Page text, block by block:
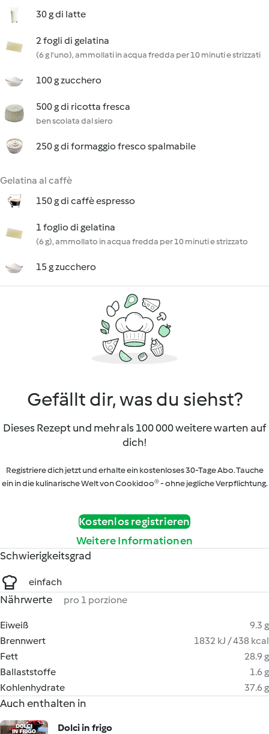
30 g di latte
2 fogli di gelatina
(6 g l'uno), ammollati in acqua fredda per 10 minuti e strizzati
100 g zucchero
500 g di ricotta fresca
ben scolata dal siero
250 g di formaggio fresco spalmabile
Gelatina al caffè
150 g di caffè espresso
1 foglio di gelatina
(6 g), ammollato in acqua fredda per 10 minuti e strizzato
15 g zucchero
Gefällt dir, was du siehst?
Dieses Rezept und mehr als 100 000 weitere warten auf
dich!
Registriere dich jetzt und erhalte ein kostenloses 30-Tage Abo. Tauche
ein in die kulinarische Welt von Cookidoo® - ohne jegliche Verpflichtung.
Kostenlos registrieren
Weitere Informationen
Schwierigkeitsgrad
einfach
Nährwerte pro 1 porzione
Eiweiß
9.3 g
Brennwert
1832 kJ / 438 kcal
Fett
28.9 g
Ballaststoffe
1.6 g
Kohlenhydrate
37.6 g
Auch enthalten in
Dolci in frigo